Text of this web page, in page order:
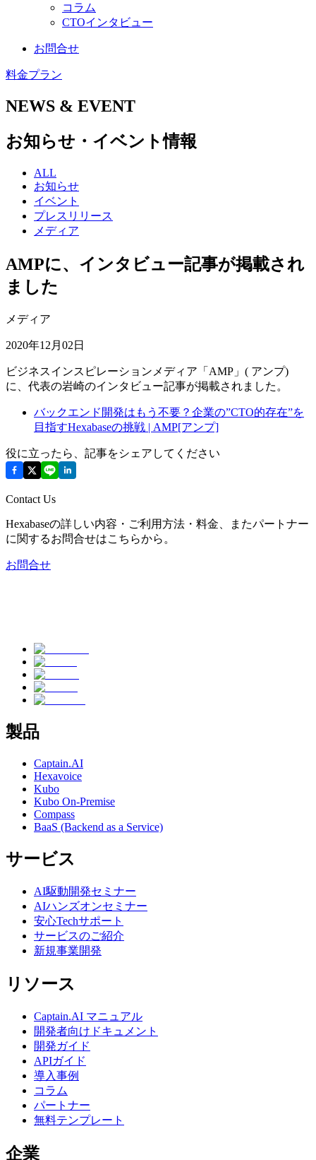
コラム
CTOインタビュー
お問合せ
料金プラン
NEWS & EVENT
お知らせ・イベント情報
ALL
お知らせ
イベント
プレスリリース
メディア
AMPに、インタビュー記事が掲載され
ました
メディア
2020年12月02日
ビジネスインスピレーションメディア「AMP」( アンプ)
に、代表の岩崎のインタビュー記事が掲載されました。
バックエンド開発はもう不要？企業の”CTO的存在”を
目指すHexabaseの挑戦 | AMP[アンプ]
役に立ったら、記事をシェアしてください
Contact Us
Hexabaseの詳しい内容・ご利用方法・料金、またパートナー
に関するお問合せはこちらから。
お問合せ
製品
Captain.AI
Hexavoice
Kubo
Kubo On-Premise
Compass
BaaS (Backend as a Service)
サービス
AI駆動開発セミナー
AIハンズオンセミナー
安心Techサポート
サービスのご紹介
新規事業開発
リソース
Captain.AI マニュアル
開発者向けドキュメント
開発ガイド
APIガイド
導入事例
コラム
パートナー
無料テンプレート
企業